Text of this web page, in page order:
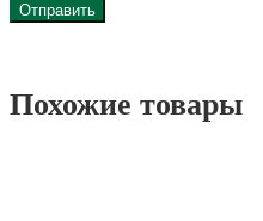
Похожие товары